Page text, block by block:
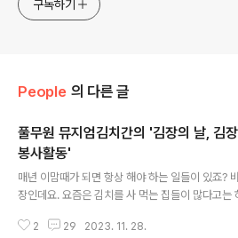
구독하기
People 의 다른 글
풀무원 뮤지엄김치간의 '김장의 날, 김
봉사활동'
매년 이맘때가 되면 항상 해야 하는 일들이 있죠?
장인데요. 요즘은 김치를 사 먹는 집들이 많다고는
다며 애쓰시는 분들이 참 많더라고요. 밥과 김치만
2 29 2023. 11. 28.